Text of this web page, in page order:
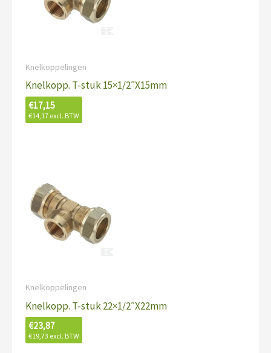
Knelkoppelingen
Knelkopp. T-stuk 15×1/2″X15mm
€17,15
€14,17 excl. BTW
Knelkoppelingen
Knelkopp. T-stuk 22×1/2″X22mm
€23,87
€19,73 excl. BTW